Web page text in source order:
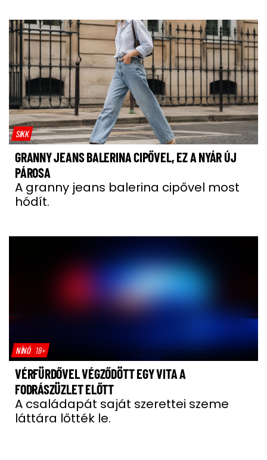
SIKK
GRANNY JEANS BALERINA CIPŐVEL, EZ A NYÁR ÚJ
PÁROSA
A granny jeans balerina cipővel most
hódít.
NÍNÓ 18+
VÉRFÜRDŐVEL VÉGZŐDÖTT EGY VITA A
FODRÁSZÜZLET ELŐTT
A családapát saját szerettei szeme
láttára lőtték le.